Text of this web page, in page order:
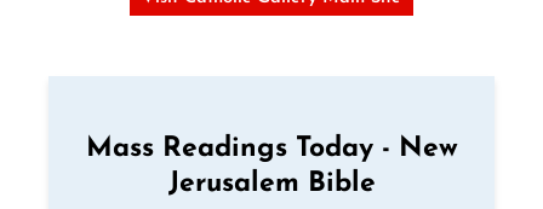
Mass Readings Today - New
Jerusalem Bible